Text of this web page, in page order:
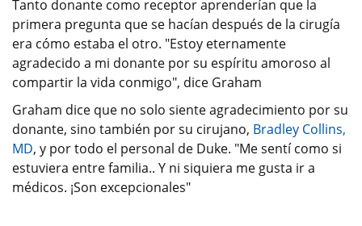
Tanto donante como receptor aprenderían que la
primera pregunta que se hacían después de la cirugía
era cómo estaba el otro. "Estoy eternamente
agradecido a mi donante por su espíritu amoroso al
compartir la vida conmigo", dice Graham
Graham dice que no solo siente agradecimiento por su
donante, sino también por su cirujano, Bradley Collins,
MD, y por todo el personal de Duke. "Me sentí como si
estuviera entre familia.. Y ni siquiera me gusta ir a
médicos. ¡Son excepcionales"